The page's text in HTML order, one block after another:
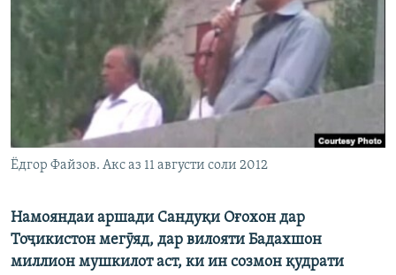
ГУЗОРИШҲОИ РАДИОӢ
Русский
ПАЙГИРӢ КУНЕД
Ёдгор Файзов. Акс аз 11 августи соли 2012
Намояндаи аршади Сандуқи Оғохон дар
Тоҷикистон мегӯяд, дар вилояти Бадахшон
миллион мушкилот аст, ки ин созмон қудрати